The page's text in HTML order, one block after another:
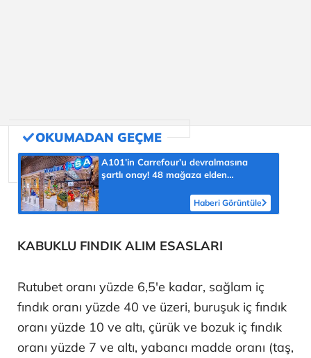
A101’in Carrefour’u devralmasına
şartlı onay! 48 mağaza elden
Haberi Görüntüle
KABUKLU FINDIK ALIM ESASLARI
Rutubet oranı yüzde 6,5'e kadar, sağlam iç
fındık oranı yüzde 40 ve üzeri, buruşuk iç fındık
oranı yüzde 10 ve altı, çürük ve bozuk iç fındık
oranı yüzde 7 ve altı, yabancı madde oranı (taş,